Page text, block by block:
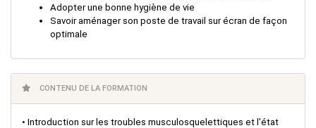
Adopter une bonne hygiène de vie
Savoir aménager son poste de travail sur écran de façon
optimale
CONTENU DE LA FORMATION
• Introduction sur les troubles musculosquelettiques et l'état